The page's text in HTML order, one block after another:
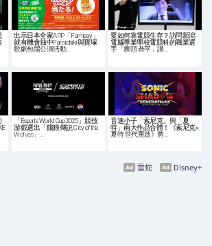
出示日本全家APP「Famipay」
就有機會抽中Famichiki與寶塚
歌劇包場公演活動…
要如何靠電競生存？訪問新潟
電腦專業學校電競科的職業選
手「農頭 恭平」講…
「Esports World Cup 2025」競技
游戲選出「餓狼傳説 City of the
Wolves」…
音速小子「索尼克」與「夏
特」兩大作品合體！《索尼克×
夏特 世代重啟》將…
Disney+
雷蛇